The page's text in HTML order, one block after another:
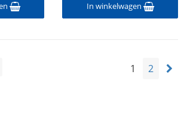
In winkelwagen
1 2